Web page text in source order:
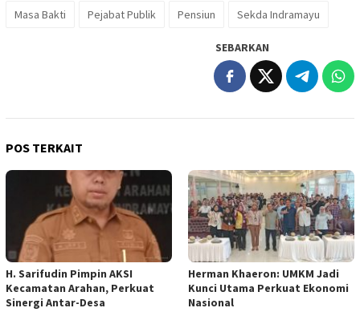
Masa Bakti Pejabat Publik Pensiun Sekda Indramayu
SEBARKAN
POS TERKAIT
H. Sarifudin Pimpin AKSI
Kecamatan Arahan, Perkuat
Sinergi Antar-Desa
Herman Khaeron: UMKM Jadi
Kunci Utama Perkuat Ekonomi
Nasional